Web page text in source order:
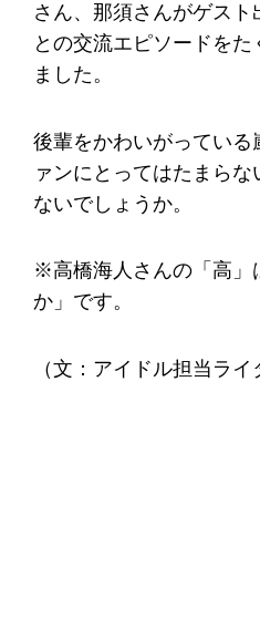
さん、那須さんがゲス
との交流エピソードをた
ました。
後輩をかわいがっている
ァンにとってはたまら
ないでしょうか。
※高橋海人さんの「高」
か」です。
（文：アイドル担当ライ